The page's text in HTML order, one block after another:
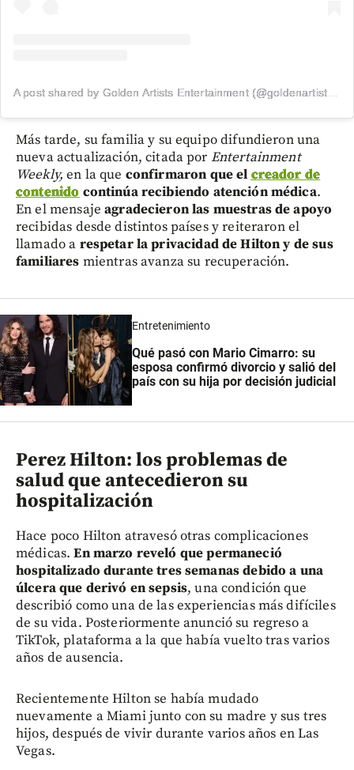
A post shared by Golden Artists Entertainment (@goldenartistsla)
Más tarde, su familia y su equipo difundieron una
nueva actualización, citada por Entertainment
Weekly, en la que confirmaron que el creador de
contenido continúa recibiendo atención médica.
En el mensajeagradecieron las muestras de apoyo
recibidas desde distintos países y reiteraron el
llamado a respetar la privacidad de Hilton y de sus
familiares mientras avanza su recuperación.
Entretenimiento
Qué pasó con Mario Cimarro: su
esposa confirmó divorcio y salió del
país con su hija por decisión judicial
Perez Hilton: los problemas de
salud que antecedieron su
hospitalización
Hace poco Hilton atravesó otras complicaciones
médicas.En marzo reveló que permaneció
hospitalizado durante tres semanas debido a una
úlcera que derivó en sepsis, una condición que
describió como una de las experiencias más difíciles
de su vida. Posteriormente anunció su regreso a
TikTok, plataforma a la que había vuelto tras varios
años de ausencia.
Recientemente Hilton se había mudado
nuevamente a Miami junto con su madre y sus tres
hijos, después de vivir durante varios años en Las
Vegas.